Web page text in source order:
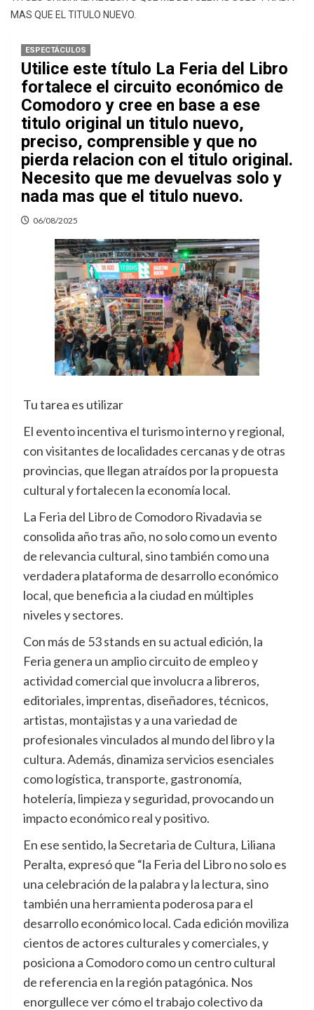
MAS QUE EL TITULO NUEVO.
ESPECTÁCULOS
Utilice este título La Feria del Libro
fortalece el circuito económico de
Comodoro y cree en base a ese
titulo original un titulo nuevo,
preciso, comprensible y que no
pierda relacion con el titulo original.
Necesito que me devuelvas solo y
nada mas que el titulo nuevo.
06/08/2025
Tu tarea es utilizar
El evento incentiva el turismo interno y regional,
con visitantes de localidades cercanas y de otras
provincias, que llegan atraídos por la propuesta
cultural y fortalecen la economía local.
La Feria del Libro de Comodoro Rivadavia se
consolida año tras año, no solo como un evento
de relevancia cultural, sino también como una
verdadera plataforma de desarrollo económico
local, que beneficia a la ciudad en múltiples
niveles y sectores.
Con más de 53 stands en su actual edición, la
Feria genera un amplio circuito de empleo y
actividad comercial que involucra a libreros,
editoriales, imprentas, diseñadores, técnicos,
artistas, montajistas y a una variedad de
profesionales vinculados al mundo del libro y la
cultura. Además, dinamiza servicios esenciales
como logística, transporte, gastronomía,
hotelería, limpieza y seguridad, provocando un
impacto económico real y positivo.
En ese sentido, la Secretaria de Cultura, Liliana
Peralta, expresó que “la Feria del Libro no solo es
una celebración de la palabra y la lectura, sino
también una herramienta poderosa para el
desarrollo económico local. Cada edición moviliza
cientos de actores culturales y comerciales, y
posiciona a Comodoro como un centro cultural
de referencia en la región patagónica. Nos
enorgullece ver cómo el trabajo colectivo da